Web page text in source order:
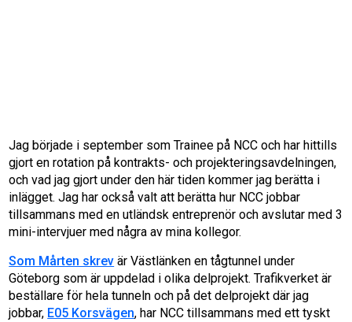
Jag började i september som Trainee på NCC och har hittills
gjort en rotation på kontrakts- och projekteringsavdelningen,
och vad jag gjort under den här tiden kommer jag berätta i
inlägget. Jag har också valt att berätta hur NCC jobbar
tillsammans med en utländsk entreprenör och avslutar med 3
mini-intervjuer med några av mina kollegor.
Som Mårten skrev är Västlänken en tågtunnel under
Göteborg som är uppdelad i olika delprojekt. Trafikverket är
beställare för hela tunneln och på det delprojekt där jag
jobbar, E05 Korsvägen, har NCC tillsammans med ett tyskt